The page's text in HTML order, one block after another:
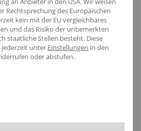
Rechtsprechung des Europäischen
kein mit der EU vergleichbares
und das Risiko der unbemerkten
staatliche Stellen besteht. Diese
unter Einstellungen in den
oder abstufen.
Service-Gruppen, für die eine